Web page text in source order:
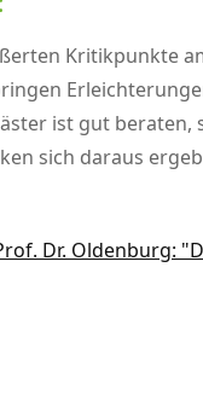
Kritikpunkte
ist gut
sich daraus
Dr. Oldenburg: